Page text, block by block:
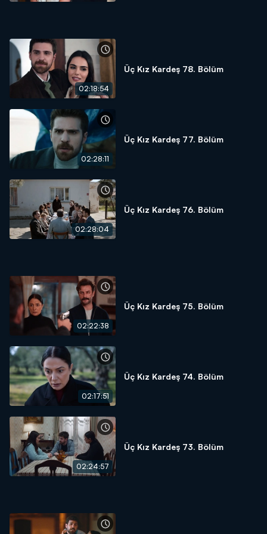
02:18:54
Üç Kız Kardeş 78. Bölüm
02:28:11
Üç Kız Kardeş 77. Bölüm
02:28:04
Üç Kız Kardeş 76. Bölüm
02:22:38
Üç Kız Kardeş 75. Bölüm
02:17:51
Üç Kız Kardeş 74. Bölüm
02:24:57
Üç Kız Kardeş 73. Bölüm